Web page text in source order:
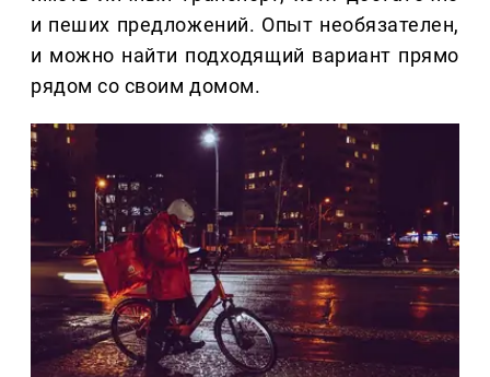
и пеших предложений. Опыт необязателен,
и можно найти подходящий вариант прямо
рядом со своим домом.